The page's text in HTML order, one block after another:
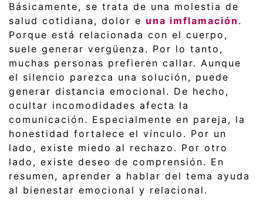
Básicamente, se trata de una molestia de
salud cotidiana, dolor e una imflamación .
Porque está relacionada con el cuerpo,
suele generar vergüenza. Por lo tanto,
muchas personas prefieren callar. Aunque
el silencio parezca una solución, puede
generar distancia emocional. De hecho,
ocultar incomodidades afecta la
comunicación. Especialmente en pareja, la
honestidad fortalece el vínculo. Por un
lado, existe miedo al rechazo. Por otro
lado, existe deseo de comprensión. En
resumen, aprender a hablar del tema ayuda
al bienestar emocional y relacional.